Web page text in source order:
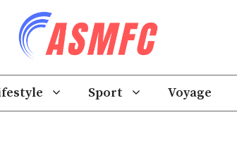
Sport Voyage